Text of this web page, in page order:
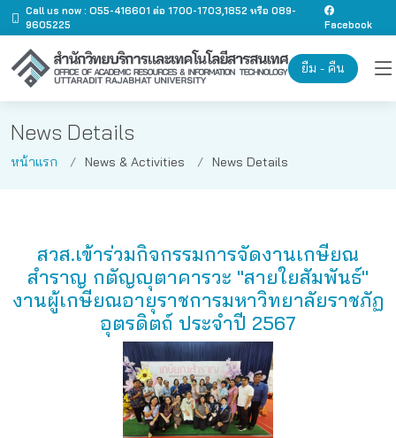
Call us now : O55-416601 ต่อ 1700-1703,1852 หรือ 089-
9605225
Facebook
ยืม - คืน
News Details
หน้าแรก News & Activities News Details
สวส.เข้าร่วมกิจกรรมการจัดงานเกษียณ
สำราญ กตัญญุตาคารวะ "สายใยสัมพันธ์"
งานผู้เกษียณอายุราชการมหาวิทยาลัยราชภัฏ
อุตรดิตถ์ ประจำปี 2567